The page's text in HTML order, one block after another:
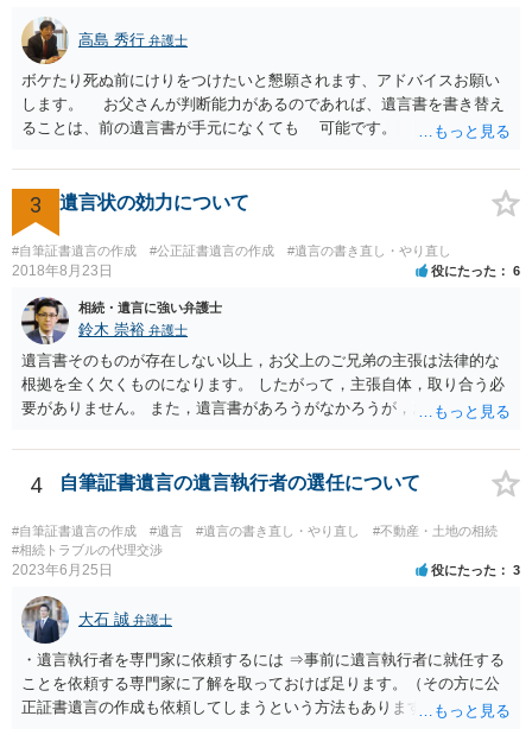
高島 秀行 弁護士
ボケたり死ぬ前にけりをつけたいと懇願されます、アドバイスお願い
します。 お父さんが判断能力があるのであれば、遺言書を書き替え
ることは、前の遺言書が手元になくても 可能です。 将来遺言の効
してもらって 診断書を取得して、公証役場へ行って公正証書遺言を
作成するのがよいと思います。 将来争われることが見込まれること
から、弁護士に依頼して手続きを進めた方がよいと思います。
3 遺言状の効力について
#自筆証書遺言の作成 #公正証書遺言の作成 #遺言の書き直し・やり直し
2018年8月23日 役にたった 6
相続・遺言に強い弁護士
鈴木 崇裕 弁護士
遺言書そのものが存在しない以上，お父上のご兄弟の主張は法律的な
根拠を全く欠くものになります。 したがって，主張自体，取り合う必
要がありません。 また，遺言書があろうがなかろうが，お父上のご兄
ご回答にもありますが， 代理人弁護士をたてて，その弁護士から相手
方に対して， ・相続に関する主張は法的根拠がなく，一切応じないこ
と ・今後一切の連絡をしてこないでほしいこと ・連絡を継続してくる
ようであれば警察への通報や法的措置も辞さないこと などを記載した
書面を発送してもらうことがよろしいように思います。
4 自筆証書遺言の遺言執行者の選任について
#自筆証書遺言の作成 #遺言 #遺言の書き直し・やり直し
#不動産・土地の相続
#相続トラブルの代理交渉
2023年6月25日 役にたった 3
大石 誠 弁護士
・遺言執行者を専門家に依頼するには ⇒事前に遺言執行者に就任する
ことを依頼する専門家に了解を取っておけば足ります。（その方に公
正証書遺言の作成も依頼してしまうという方法もあります） 事前に了